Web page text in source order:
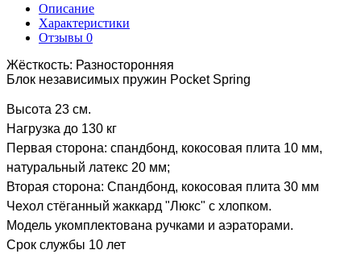
Описание
Характеристики
Отзывы 0
Жёсткость: Разносторонняя
Блок независимых пружин Pocket Spring
Высота 23 см.
Нагрузка до 130 кг
Первая сторона: спандбонд, кокосовая плита 10 мм,
натуральный латекс 20 мм;
Вторая сторона: Спандбонд, кокосовая плита 30 мм
Чехол стёганный жаккард "Люкс" с хлопком.
Модель укомплектована ручками и аэраторами.
Срок службы 10 лет